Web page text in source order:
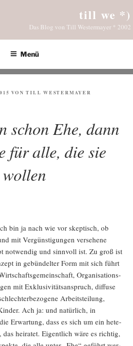
till we *)
Das Blog von Till Westermayer * 2002
Menü
VONTILL WESTERMAYER
schon Ehe, dann
für alle, die sie
wollen
bin ja nach wie vor skep­tisch, ob
mit Ver­güns­ti­gun­gen ver­se­he­ne
not­wen­dig und sinn­voll ist. Zu groß ist
in gebün­del­ter Form mit sich führt
Orga­ni­sa­ti­ons­
mit Exklu­si­vi­täts­an­spruch, dif­fu­se
Arbeits­tei­lung,
Ach ja: und natür­lich, in
Erwar­tung, dass es sich um ein hete­
das hei­ra­tet. Eigent­lich wäre es rich­tig,